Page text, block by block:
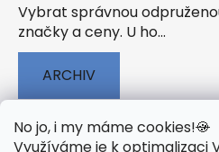
No jo, i my máme cookies!🍪
Využíváme je k optimalizaci
Vybrat správnou
značky a ceny. U ho...
ARCHIV